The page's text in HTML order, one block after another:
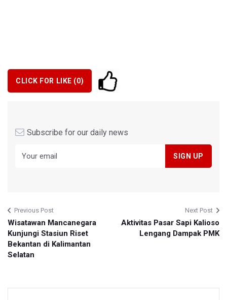
CLICK FOR LIKE (0)
Subscribe for our daily news
Previous Post
Wisatawan Mancanegara
Kunjungi Stasiun Riset
Bekantan di Kalimantan
Selatan
Next Post
Aktivitas Pasar Sapi Kalioso
Lengang Dampak PMK